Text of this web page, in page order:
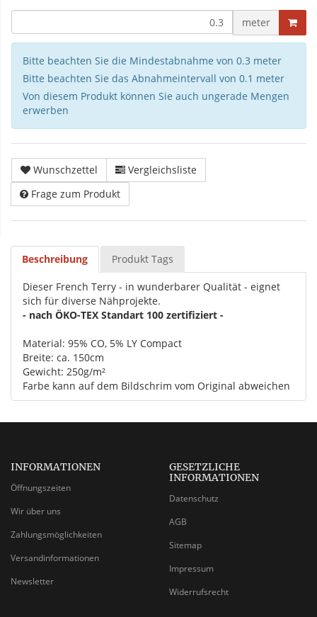
meter
Bitte beachten Sie die Mindestabnahme von 0.3 meter
Bitte beachten Sie das Abnahmeintervall von 0.1 meter
Von diesem Produkt können Sie auch ungerade Mengen
erwerben
Wunschzettel
Vergleichsliste
Frage zum Produkt
Beschreibung Produkt Tags
Dieser French Terry - in wunderbarer Qualität - eignet
sich für diverse Nähprojekte.
- nach ÖKO-TEX Standart 100 zertifiziert -
Material: 95% CO, 5% LY Compact
Breite: ca. 150cm
Gewicht: 250g/m²
Farbe kann auf dem Bildschrim vom Original abweichen
INFORMATIONEN
Öffnungszeiten
Wir über uns
Zahlungsmöglichkeiten
Versandinformationen
Newsletter
GESETZLICHE
INFORMATIONEN
Datenschutz
AGB
Sitemap
Impressum
Widerrufsrecht